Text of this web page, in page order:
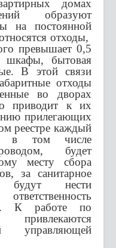
домах
образуют
на постоянной
отходы,
превышает 0,5
шкафы, бытовая
В этой связи
отходы
во дворах
приводит к их
прилегающих
реестре каждый
в том числе
будет
месту сбора
за санитарное
будут нести
К работе по
управляющей